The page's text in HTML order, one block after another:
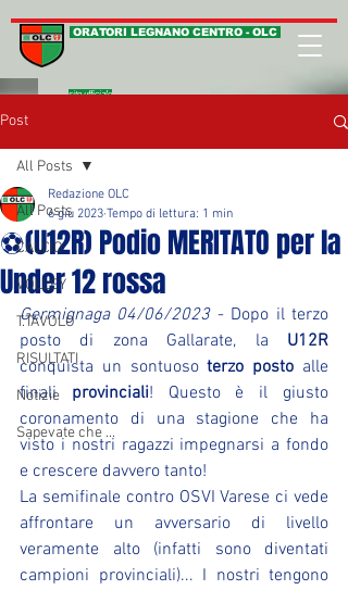
ORATORI LEGNANO CENTRO - OLC
sito ufficiale
Post
All Posts
CALCIO
VOLLEY
T.TAVOLO
RISULTATI
Notizie
Sapevate che ...
All Posts
⚽(U12R) Podio MERITATO per la
Under 12 rossa
Redazione OLC
6 giu 2023 Tempo di lettura: 1 min
Germignaga 04/06/2023 - Dopo il terzo
posto di zona Gallarate, la U12R
conquista un sontuoso terzo posto alle
finali provinciali! Questo è il giusto
coronamento di una stagione che ha
visto i nostri ragazzi impegnarsi a fondo
e crescere davvero tanto!
La semifinale contro OSVI Varese ci vede
affrontare un avversario di livello
veramente alto (infatti sono diventati
campioni provinciali)... I nostri tengono